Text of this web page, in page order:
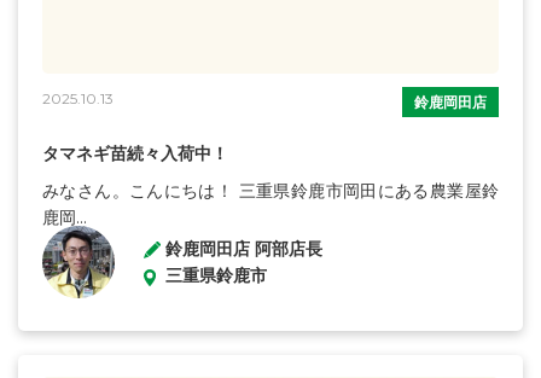
2025.10.13 鈴鹿岡田店
タマネギ苗続々入荷中！
みなさん。こんにちは！ 三重県鈴鹿市岡田にある農業屋鈴
鹿岡...
鈴鹿岡田店 阿部店長
三重県鈴鹿市